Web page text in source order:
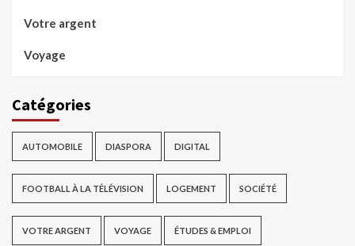
Votre argent
Voyage
Catégories
AUTOMOBILE DIASPORA DIGITAL
FOOTBALL À LA TÉLÉVISION LOGEMENT SOCIÉTÉ
VOTRE ARGENT VOYAGE ÉTUDES & EMPLOI